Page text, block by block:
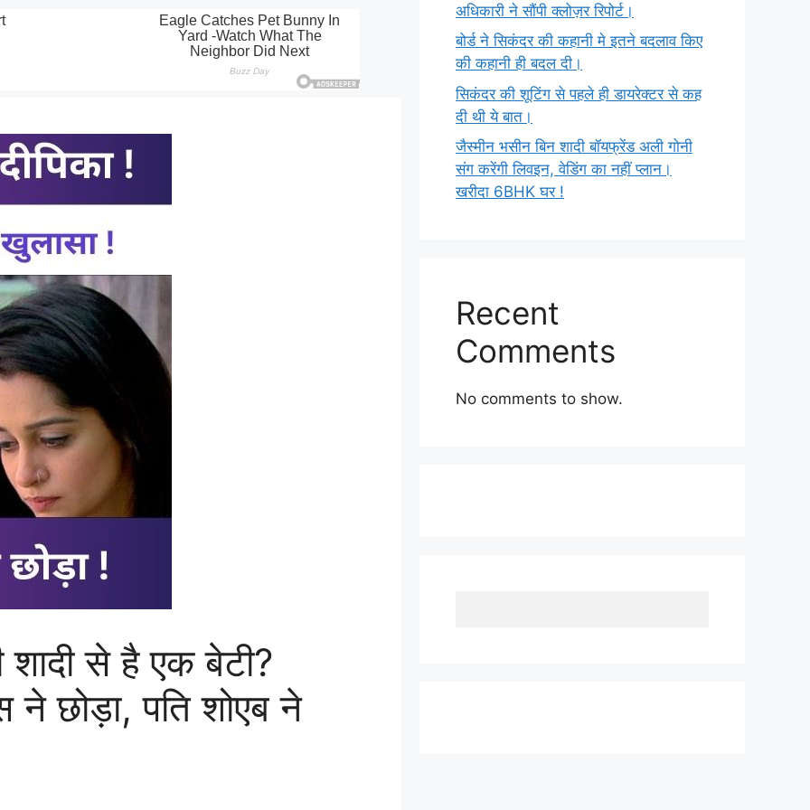
से है एक बेटी?
ने छोड़ा, पति शोएब ने
अधिकारी ने सौंपी क्लोज़र रिपोर्ट।
बोर्ड ने सिकंदर की कहानी मे इतने बदलाव किए
की कहानी ही बदल दी।
सिकंदर की शूटिंग से पहले ही डायरेक्टर से कह
दी थी ये बात।
जैस्मीन भसीन बिन शादी बॉयफ्रेंड अली गोनी
संग करेंगी लिवइन, वेडिंग का नहीं प्लान।
खरीदा 6BHK घर !
Recent
Comments
No comments to show.